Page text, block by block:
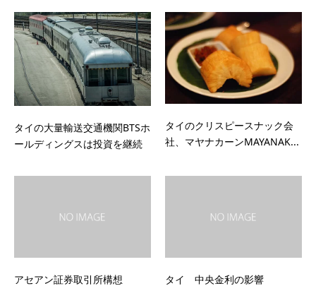
タイの大量輸送交通機関BTSホ
ールディングスは投資を継続
タイのクリスピースナック会
社、マヤナカーンMAYANAK...
アセアン証券取引所構想 タイ 中央金利の影響